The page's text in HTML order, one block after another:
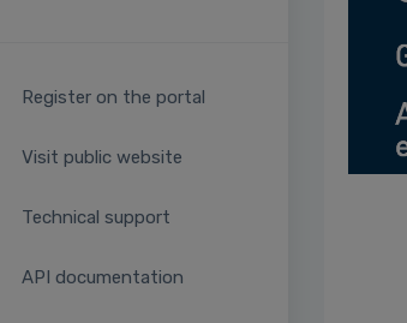
Register on the portal
Visit public website
Technical support
API documentation